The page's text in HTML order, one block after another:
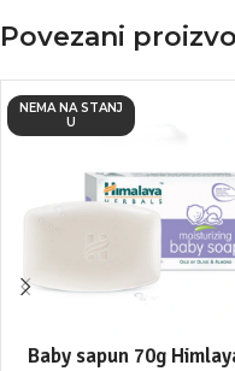
Povezani
NEMA NA STANJ
U
Baby sapun 70g